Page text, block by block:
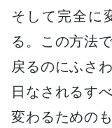
そして完全に
る。この方法
戻るのにふさ
日なされるす
変わるための